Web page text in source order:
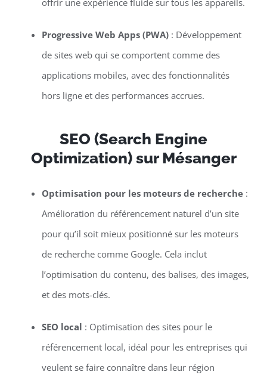
offrir une expérience fluide sur tous les appareils.
Progressive Web Apps (PWA): Développement
de sites web qui se comportent comme des
applications mobiles, avec des fonctionnalités
hors ligne et des performances accrues.
SEO (Search Engine
Optimization) sur Mésanger
Optimisation pour les moteurs de recherche:
Amélioration du référencement naturel d’un site
pour qu’il soit mieux positionné sur les moteurs
de recherche comme Google. Cela inclut
l’optimisation du contenu, des balises, des images,
et des mots-clés.
SEO local : Optimisation des sites pour le
référencement local, idéal pour les entreprises qui
veulent se faire connaître dans leur région